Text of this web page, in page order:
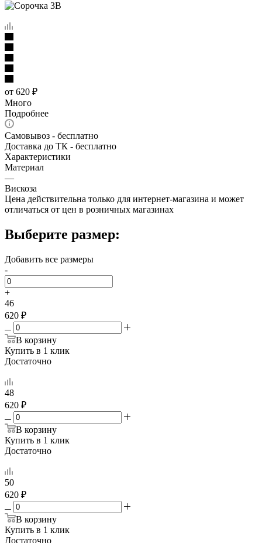
от 620 ₽
Много
Подробнее
Самовывоз - бесплатно
Доставка до ТК - бесплатно
Характеристики
Материал
—
Вискоза
Цена действительна только для интернет-магазина и может
отличаться от цен в розничных магазинах
Выберите размер:
Добавить все размеры
-
+
46
620 ₽
В корзину
Купить в 1 клик
Достаточно
48
620 ₽
В корзину
Купить в 1 клик
Достаточно
50
620 ₽
В корзину
Купить в 1 клик
Достаточно